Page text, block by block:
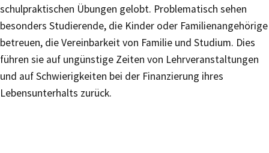
schulpraktischen Übungen gelobt. Problematisch sehen
besonders Studierende, die Kinder oder Familienangehörige
betreuen, die Vereinbarkeit von Familie und Studium. Dies
führen sie auf ungünstige Zeiten von Lehrveranstaltungen
und auf Schwierigkeiten bei der Finanzierung ihres
Lebensunterhalts zurück.